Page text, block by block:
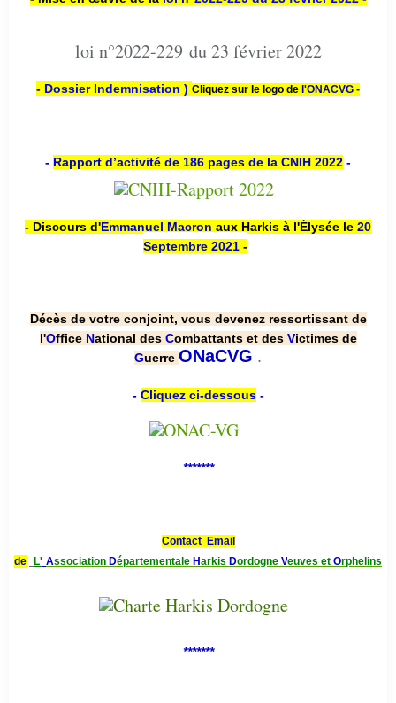
loi n°2022-229 du 23 février 2022
- Dossier Indemnisation ) Cliquez sur le logo de l'ONACVG -
- Rapport d’activité de 186 pages de la CNIH 2022 -
- Discours d'Emmanuel Macron aux Harkis à l'Élysée le 20
Septembre 2021 -
Décès de votre conjoint, vous devenez ressortissant de
l'Office National des Combattants et des Victimes de
Guerre ONaCVG .
- Cliquez ci-dessous-
*******
Contact Email
de L' Association Départementale Harkis Dordogne Veuves et Orphelins
*******